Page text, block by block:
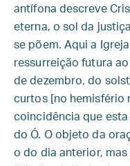
antífona descreve
eterna, o sol da
se põem. Aqui a
ressurreição futura ao
de dezembro, do
curtos [no hemisfério
coincidência que
do Ó. O objeto da
o do dia anterior,